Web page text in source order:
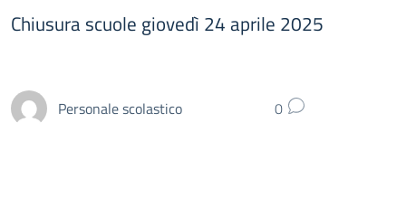
Chiusura scuole giovedì 24 aprile 2025
Personale scolastico 0